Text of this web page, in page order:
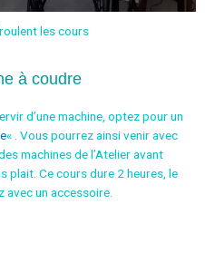
les cours
à coudre
d’une machine, optez pour un
« . Vous pourrez ainsi venir avec
machines de l’Atelier avant
plait. Ce cours dure 2 heures, le
un accessoire.